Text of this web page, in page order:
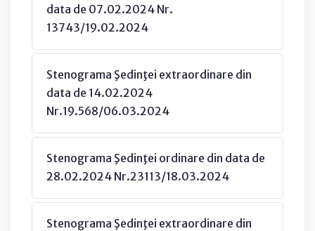
data de 07.02.2024 Nr.
13743/19.02.2024
Stenograma Şedinţei extraordinare din
data de 14.02.2024
Nr.19.568/06.03.2024
Stenograma Şedinţei ordinare din data de
28.02.2024 Nr.23113/18.03.2024
Stenograma Şedinţei extraordinare din